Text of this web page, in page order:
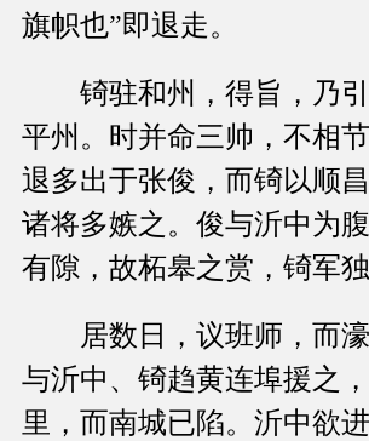
旗帜也”即退走。
锜驻和州，得旨，乃引
平州。时并命三帅，不相
退多出于张俊，而锜以顺
诸将多嫉之。俊与沂中为
有隙，故柘皋之赏，锜军独
居数日，议班师，而濠
与沂中、锜趋黄连埠援之
里，而南城已陷。沂中欲